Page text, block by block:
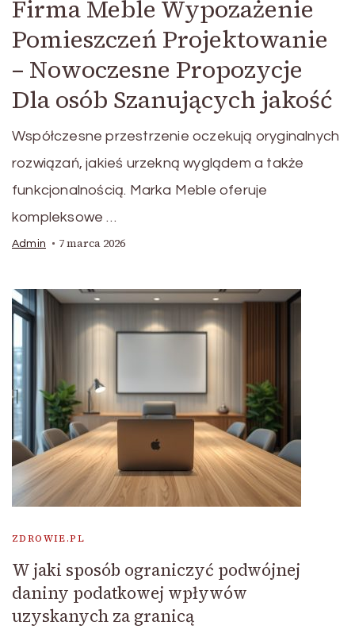
Firma Meble Wypozażenie
Pomieszczeń Projektowanie
– Nowoczesne Propozycje
Dla osób Szanujących jakość
Współczesne przestrzenie oczekują oryginalnych
rozwiązań, jakieś urzekną wyglądem a także
funkcjonalnością. Marka Meble oferuje
kompleksowe …
Admin 7 marca 2026
ZDROWIE.PL
W jaki sposób ograniczyć podwójnej
daniny podatkowej wpływów
uzyskanych za granicą